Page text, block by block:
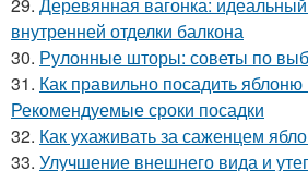
внутренней отделки балкона
30. Рулонные шторы: советы по
31. Как правильно посадить яблоню
Рекомендуемые сроки посадки
32. Как ухаживать за саженцем
33. Улучшение внешнего вида и